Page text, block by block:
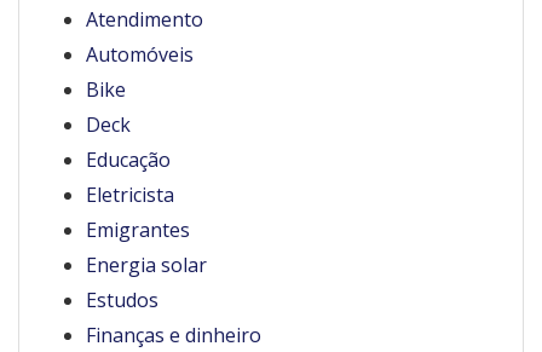
Atendimento
Automóveis
Bike
Deck
Educação
Eletricista
Emigrantes
Energia solar
Estudos
Finanças e dinheiro